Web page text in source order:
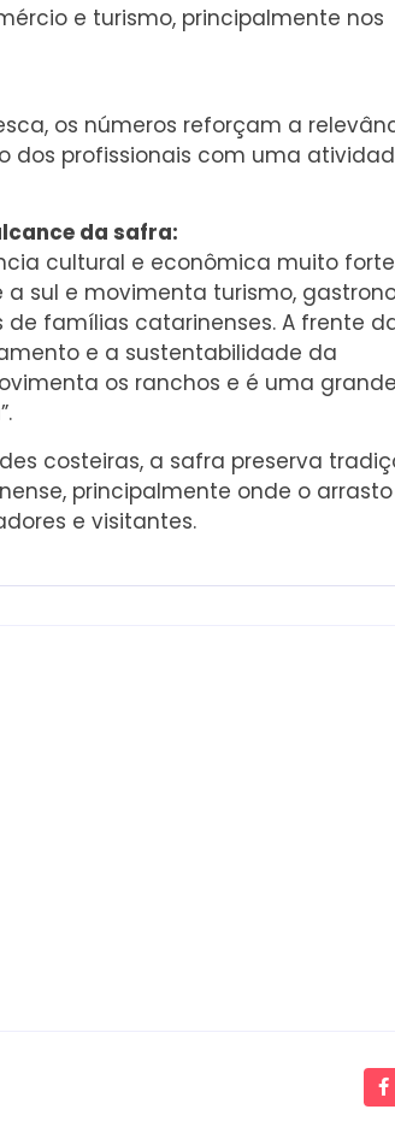
e turismo, principalmente nos
os números reforçam a
dos profissionais com uma
da safra:
cultural e econômica muito
sul e movimenta turismo,
famílias catarinenses. A frente
e a sustentabilidade da
os ranchos e é uma grande
costeiras, a safra preserva
principalmente onde o arrasto
e visitantes.